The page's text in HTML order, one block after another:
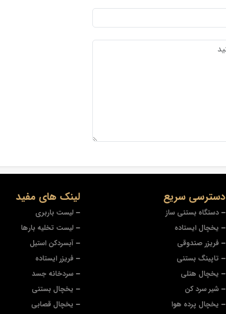
دسترسی سریع
دستگاه بستنی ساز
یخچال ایستاده
فریزر صندوقی
تاپینگ بستنی
یخچال هتلی
شیر سرد کن
یخچال پرده هوا
لینک های مفید
لیست باربری
لیست تخلیه بارها
آبسردکن استیل
فریزر ایستاده
سردخانه جسد
یخچال بستنی
یخچال قصابی